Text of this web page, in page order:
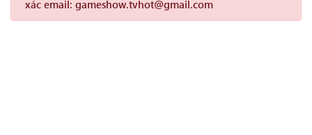
xác email: gameshow.tvhot@gmail.com